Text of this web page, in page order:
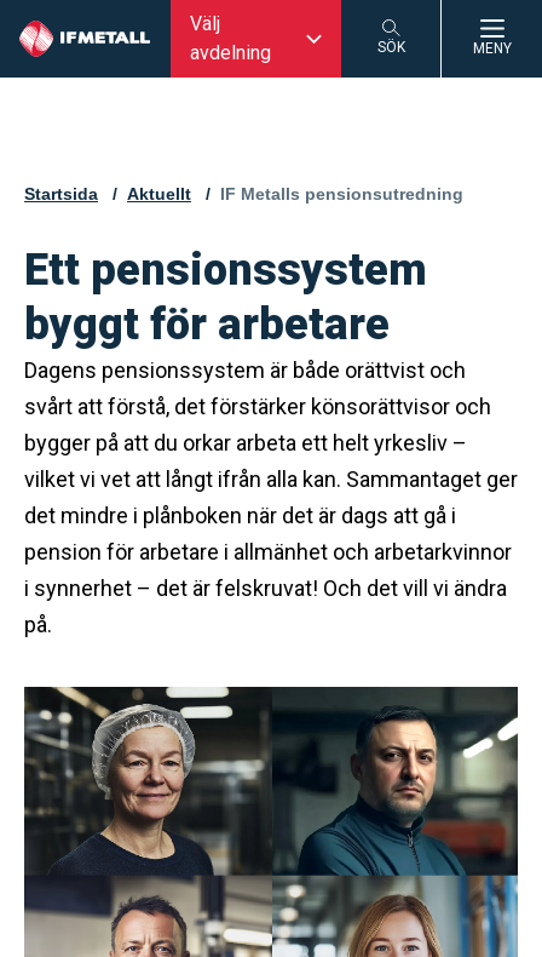
Välj
avdelning
SÖK MENY
Startsida Aktuellt Aktuell sida:
IF Metalls pensionsutredning
Ett pensionssystem
byggt för arbetare
Dagens pensionssystem är både orättvist och
svårt att förstå, det förstärker könsorättvisor och
bygger på att du orkar arbeta ett helt yrkesliv –
vilket vi vet att långt ifrån alla kan. Sammantaget ger
det mindre i plånboken när det är dags att gå i
pension för arbetare i allmänhet och arbetarkvinnor
i synnerhet – det är felskruvat! Och det vill vi ändra
på.